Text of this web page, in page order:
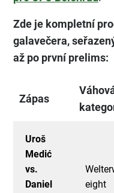
Zde je kompletní
galavečera,
až po první prelims:
Zápas
Uroš
Medić
vs.
Daniel
eight